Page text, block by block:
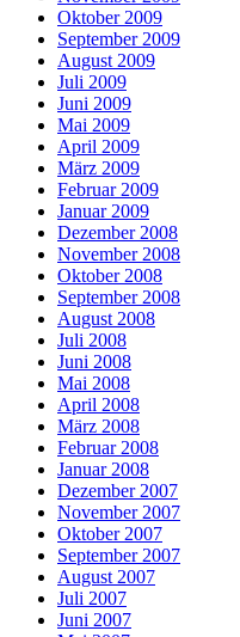
Oktober 2009
September 2009
August 2009
Juli 2009
Juni 2009
Mai 2009
April 2009
März 2009
Februar 2009
Januar 2009
Dezember 2008
November 2008
Oktober 2008
September 2008
August 2008
Juli 2008
Juni 2008
Mai 2008
April 2008
März 2008
Februar 2008
Januar 2008
Dezember 2007
November 2007
Oktober 2007
September 2007
August 2007
Juli 2007
Juni 2007